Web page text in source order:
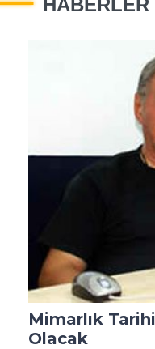
HABERLER
Mimarlık
Olacak